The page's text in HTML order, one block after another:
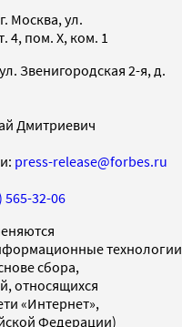
Москва, ул.
4, пом. X, ком. 1
Звенигородская 2-я, д.
Дмитриевич
press-release@forbes.ru
565-32-06
технологии
сбора,
относящихся
«Интернет»,
Федерации)